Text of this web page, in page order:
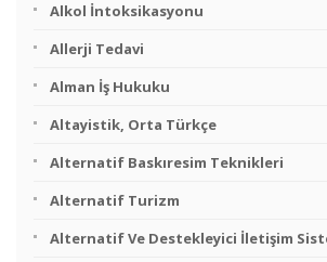
Alkol İntoksikasyonu
Allerji Tedavi
Alman İş Hukuku
Altayistik, Orta Türkçe
Alternatif Baskıresim Teknikleri
Alternatif Turizm
Alternatif Ve Destekleyici İletişim